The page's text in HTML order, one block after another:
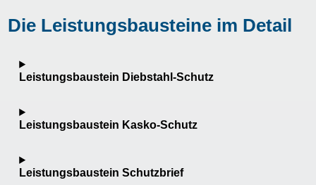
Die Leistungsbausteine im Detail
Leistungsbaustein Diebstahl-Schutz
Leistungsbaustein Kasko-Schutz
Leistungsbaustein Schutzbrief